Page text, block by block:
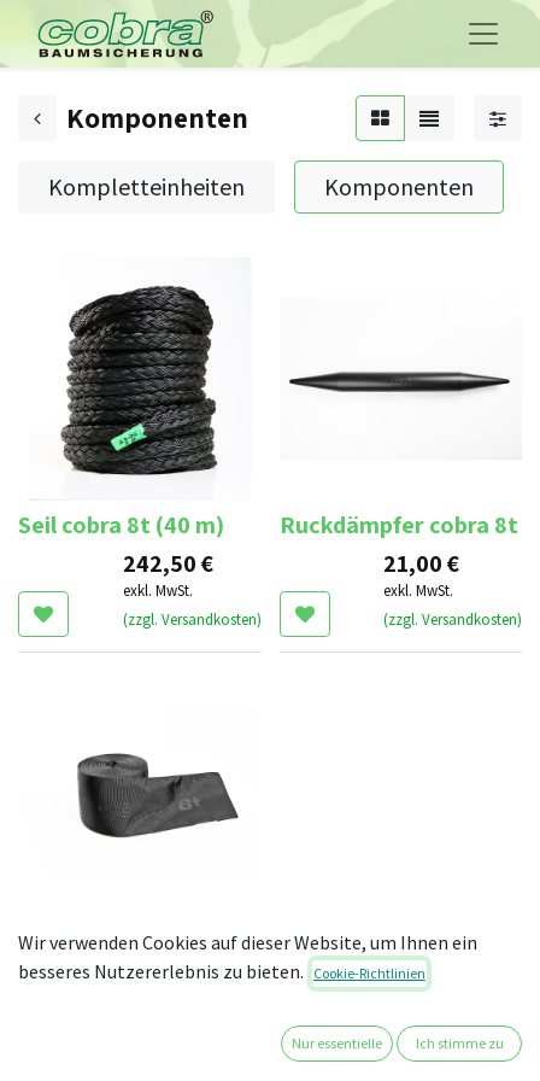
Komponenten
Kompletteinheiten Komponenten
Seil cobra 8t (40 m)
242,50€
exkl. MwSt.
(zzgl. Versandkosten)
Ruckdämpfer cobra 8t
21,00€
exkl. MwSt.
(zzgl. Versandkosten)
Scheuerschutz cobra
8t (12 m)
Wir verwenden Cookies auf dieser Website, um Ihnen ein
besseres Nutzererlebnis zu bieten.
Cookie-Richtlinien
Nur essentielle Ich stimme zu